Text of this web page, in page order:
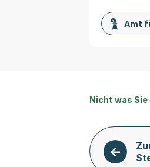
Amt
Nicht was Sie